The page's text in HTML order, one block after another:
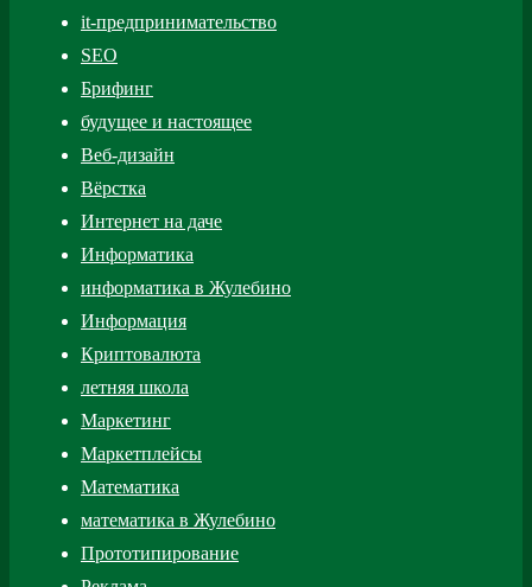
it-предпринимательство
SEO
Брифинг
будущее и настоящее
Веб-дизайн
Вёрстка
Интернет на даче
Информатика
информатика в Жулебино
Информация
Криптовалюта
летняя школа
Маркетинг
Маркетплейсы
Математика
математика в Жулебино
Прототипирование